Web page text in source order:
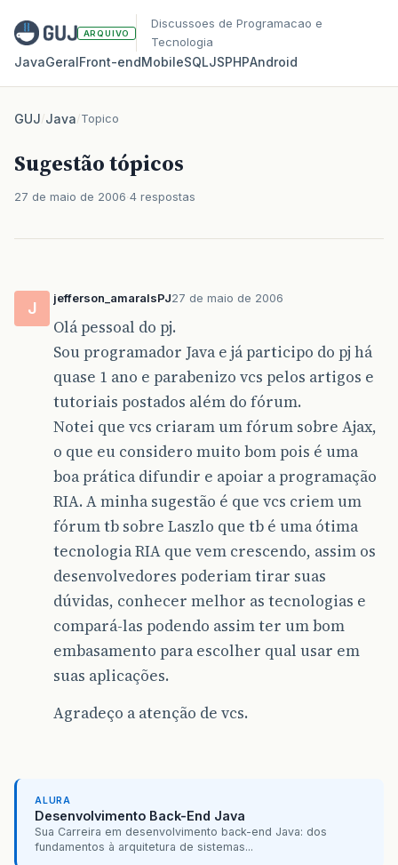
ARQUIVO
Discussoes de Programacao e
Tecnologia
JavaGeralFront‑endMobileSQLJSPHPAndroid
GUJ/Java/Topico
Sugestão tópicos
27 de maio de 2006 4 respostas
J
jefferson_amaralsPJ27 de maio de 2006
Olá pessoal do pj.
Sou programador Java e já participo do pj há
quase 1 ano e parabenizo vcs pelos artigos e
tutoriais postados além do fórum.
Notei que vcs criaram um fórum sobre Ajax,
o que eu considero muito bom pois é uma
boa prática difundir e apoiar a programação
RIA. A minha sugestão é que vcs criem um
fórum tb sobre Laszlo que tb é uma ótima
tecnologia RIA que vem crescendo, assim os
desenvolvedores poderiam tirar suas
dúvidas, conhecer melhor as tecnologias e
compará-las podendo assim ter um bom
embasamento para escolher qual usar em
suas aplicações.
Agradeço a atenção de vcs.
ALURA
Desenvolvimento Back-End Java
Sua Carreira em desenvolvimento back-end Java: dos
fundamentos à arquitetura de sistemas...